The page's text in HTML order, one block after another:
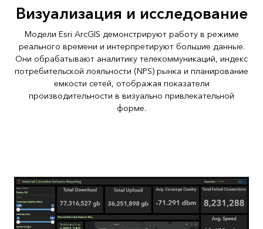
Визуализация и исследование
Модели Esri ArcGIS демонстрируют работу в режиме
реального времени и интерпретируют большие данные.
Они обрабатывают аналитику телекоммуникаций, индекс
потребительской лояльности (NPS) рынка и планирование
емкости сетей, отображая показатели
производительности в визуально привлекательной
форме.